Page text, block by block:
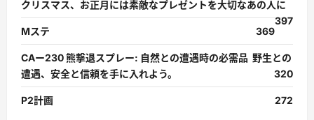
クリスマス、お正月には素敵なプレゼントを大切なあの人に
397
Mステ
369
CAー230 熊撃退スプレー: 自然との遭遇時の必需品 野生との
遭遇、安全と信頼を手に入れよう。
320
P2計画 272